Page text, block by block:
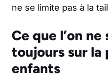
ne se limite pas à la
Ce que l’on ne
toujours sur la
enfants